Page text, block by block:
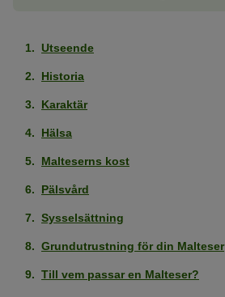
Utseende
Historia
Karaktär
Hälsa
Malteserns kost
Pälsvård
Sysselsättning
Grundutrustning för din Malteser
Till vem passar en Malteser?